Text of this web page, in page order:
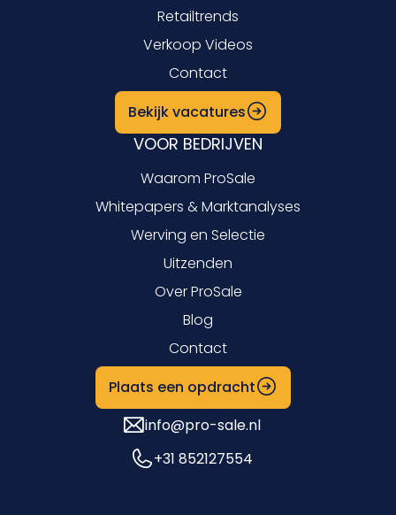
Retailtrends
Verkoop Videos
Contact
Bekijk vacatures
VOOR BEDRIJVEN
Waarom ProSale
Whitepapers & Marktanalyses
Werving en Selectie
Uitzenden
Over ProSale
Blog
Contact
Plaats een opdracht
info@pro-sale.nl
+31 852127554